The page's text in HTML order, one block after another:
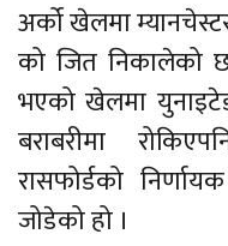
अर्को खेलमा
को जित निकालेको छ
भएको खेलमा
बराबरीमा
रासफोर्डको
जोडेको हो ।